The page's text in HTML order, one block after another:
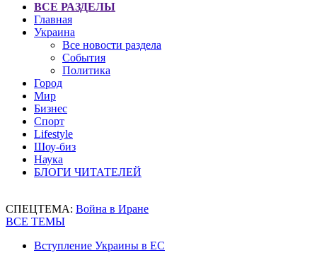
ВСЕ РАЗДЕЛЫ
Главная
Украина
Все новости раздела
События
Политика
Город
Мир
Бизнес
Спорт
Lifestyle
Шоу-биз
Наука
БЛОГИ ЧИТАТЕЛЕЙ
СПЕЦТЕМА: Война в Иране
ВСЕ ТЕМЫ
Вступление Украины в ЕС